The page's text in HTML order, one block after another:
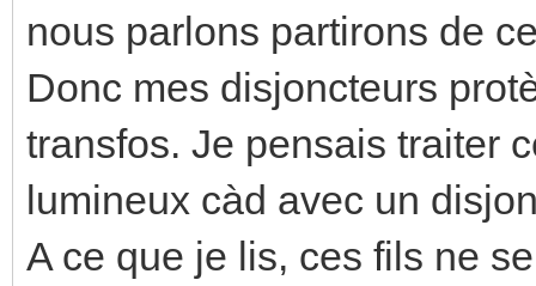
nous parlons partirons de
Donc mes disjoncteurs
transfos. Je pensais traiter
lumineux càd avec un
A ce que je lis, ces fils ne